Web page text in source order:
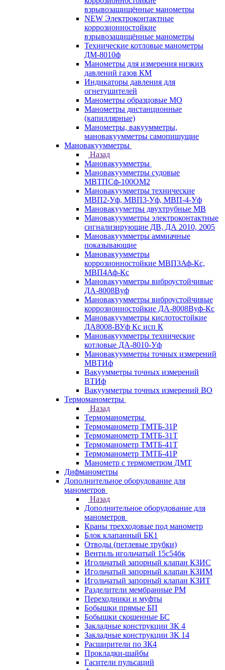
взрывозащищённые манометры
NEW Электроконтактные
коррозионностойкие
взрывозащищённые манометры
Технические котловые манометры
ДМ-8010ф
Манометры для измерения низких
давлений газов КМ
Индикаторы давления для
огнетушителей
Манометры образцовые МО
Манометры дистанционные
(капиллярные)
Манометры, вакуумметры,
мановакуумметры самопишущие
Мановакуумметры
Назад
Мановакуумметры
Мановакуумметры судовые
МВТПСф-100ОМ2
Мановакуумметры технические
МВП2-Уф, МВП3-Уф, МВП-4-Уф
Мановакууметры двухтрубные МВ
Мановакуумметры электроконтактные
сигнализирующие ДВ, ДА 2010, 2005
Мановакуумметры аммиачные
показывающие
Мановакуумметры
коррозионностойкие МВП3Аф-Кс,
МВП4Аф-Кс
Мановакуумметры виброустойчивые
ДА-8008Вуф
Мановакуумметры виброустойчивые
коррозионностойкие ДА-8008Вуф-Кс
Мановакуумметры кислотостойкие
ДА8008-ВУф Кс исп К
Мановакуумметры технические
котловые ДА-8010-Уф
Мановакуумметры точных измерений
МВТИф
Вакуумметры точных измерений
ВТИф
Вакуумметры точных измерений ВО
Термоманометры
Назад
Термоманометры
Термоманометр ТМТБ-31Р
Термоманометр ТМТБ-31Т
Термоманометр ТМТБ-41Т
Термоманометр ТМТБ-41Р
Манометр с термометром ДМТ
Дифманометры
Дополнительное оборудование для
манометров
Назад
Дополнительное оборудование для
манометров
Краны трехходовые под манометр
Блок клапанный БК1
Отводы (петлевые трубки)
Вентиль игольчатый 15с54бк
Игольчатый запорный клапан КЗИС
Игольчатый запорный клапан КЗИМ
Игольчатый запорный клапан КЗИТ
Разделители мембранные РМ
Переходники и муфты
Бобышки прямые БП
Бобышки скошенные БС
Закладные конструкции ЗК 4
Закладные конструкции ЗК 14
Расширители по ЗК4
Прокладки-шайбы
Гасители пульсаций